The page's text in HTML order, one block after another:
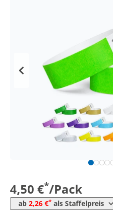
4,50 €*/Pack
ab 2,26 €* als Staffelpreis
ab 5 Pack 4,05
ab 20 Pack 2,74 €
ab 50 Pack